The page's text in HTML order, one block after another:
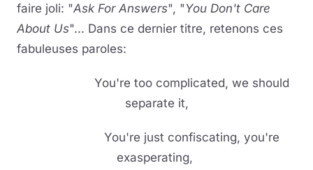
faire joli: "Ask For Answers", "You Don't Care
About Us"... Dans ce dernier titre, retenons ces
fabuleuses paroles:
You're too complicated, we should
separate it,
You're just confiscating, you're
exasperating,